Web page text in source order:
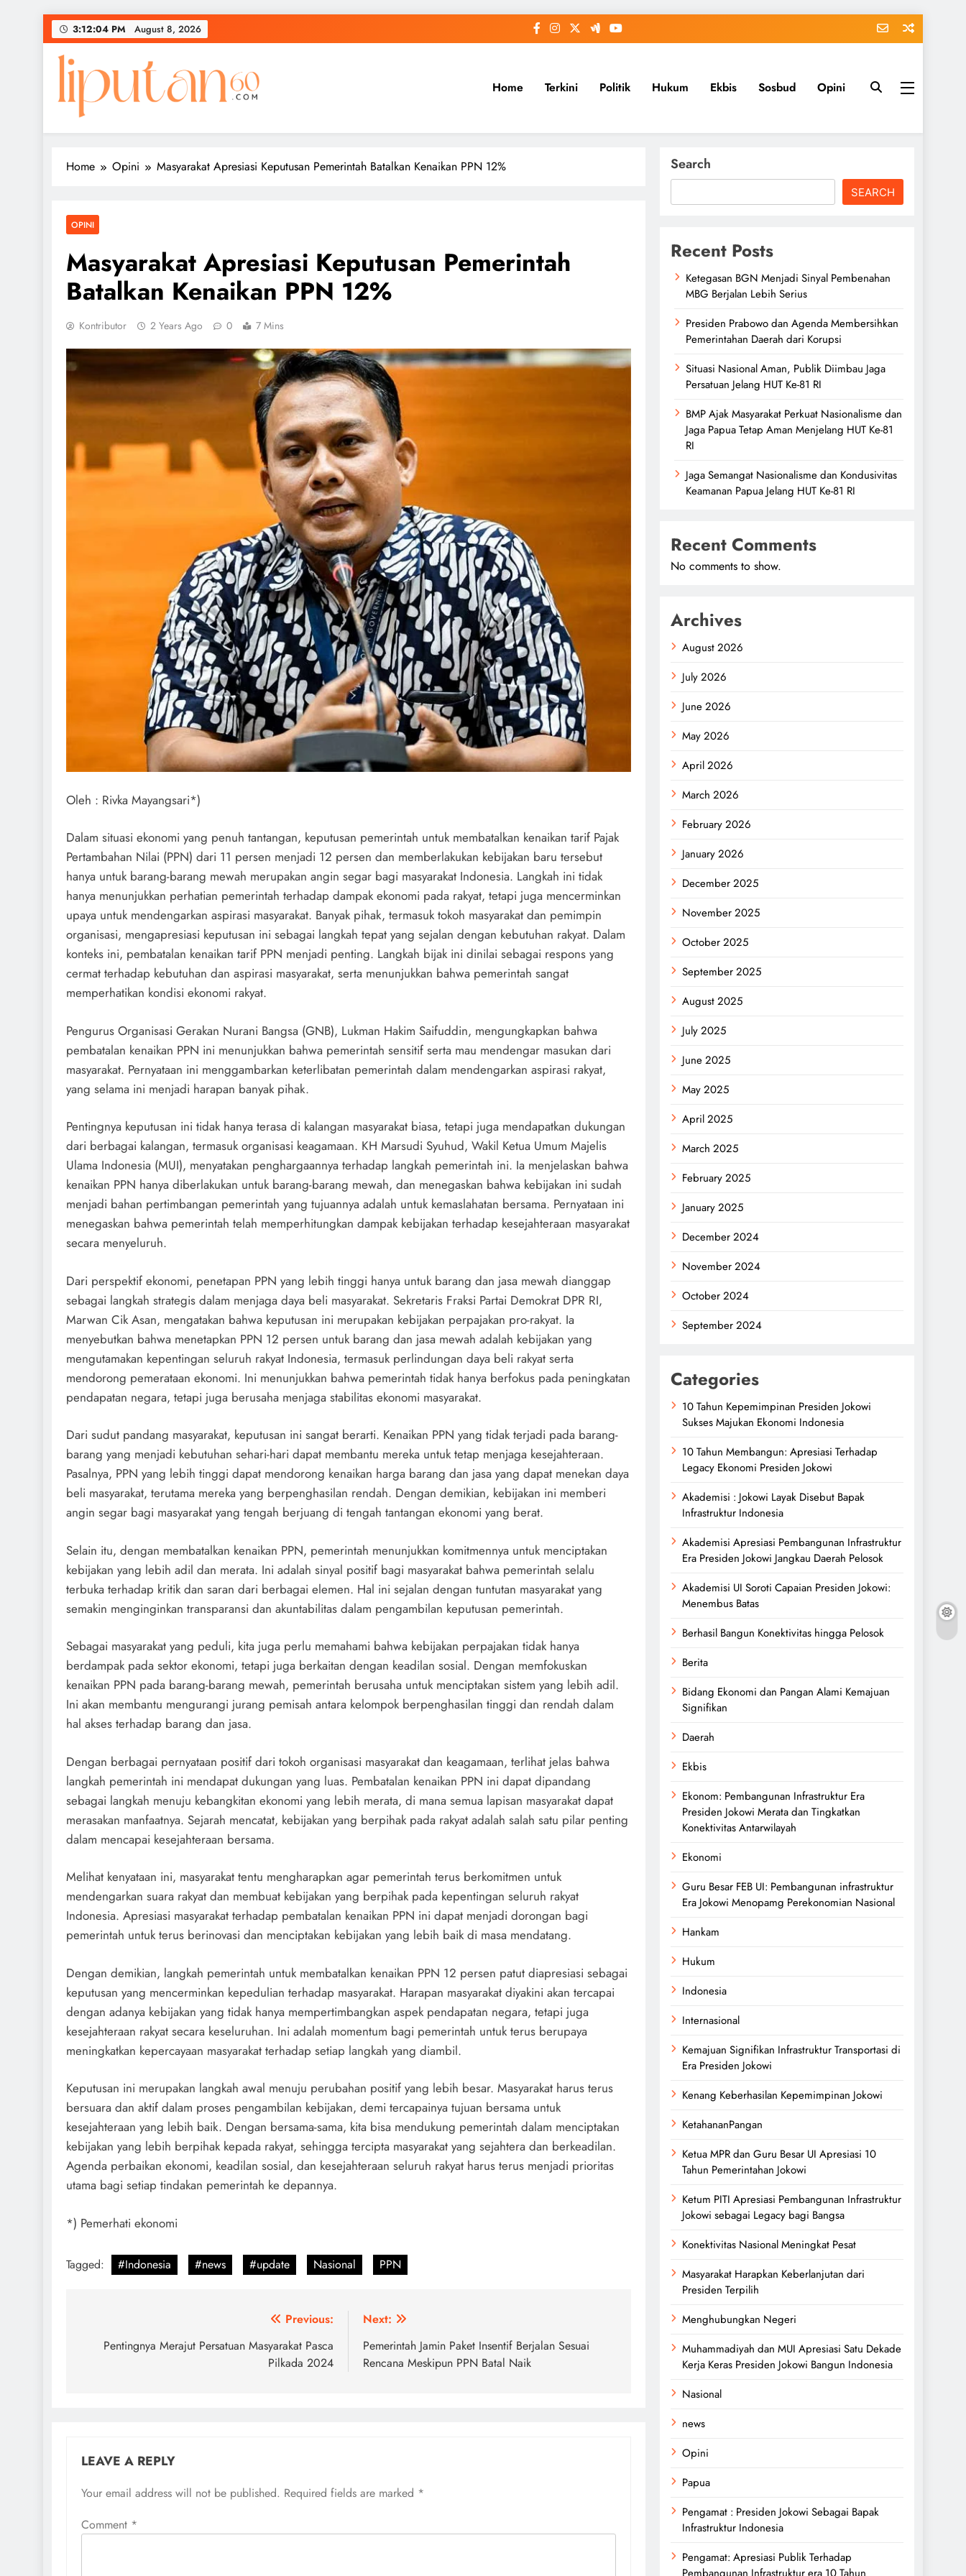
Skip
to
content
3:12:05 PM August 8, 2026
Home Terkini Politik Hukum Ekbis Sosbud Opini
Home Opini Masyarakat Apresiasi Keputusan Pemerintah Batalkan Kenaikan PPN 12%
OPINI
Masyarakat Apresiasi Keputusan Pemerintah
Batalkan Kenaikan PPN 12%
Kontributor 2 Years Ago 0 7 Mins
Oleh : Rivka Mayangsari*)
Dalam situasi ekonomi yang penuh tantangan, keputusan pemerintah untuk membatalkan kenaikan tarif Pajak
Pertambahan Nilai (PPN) dari 11 persen menjadi 12 persen dan memberlakukan kebijakan baru tersebut
hanya untuk barang-barang mewah merupakan angin segar bagi masyarakat Indonesia. Langkah ini tidak
hanya menunjukkan perhatian pemerintah terhadap dampak ekonomi pada rakyat, tetapi juga mencerminkan
upaya untuk mendengarkan aspirasi masyarakat. Banyak pihak, termasuk tokoh masyarakat dan pemimpin
organisasi, mengapresiasi keputusan ini sebagai langkah tepat yang sejalan dengan kebutuhan rakyat. Dalam
konteks ini, pembatalan kenaikan tarif PPN menjadi penting. Langkah bijak ini dinilai sebagai respons yang
cermat terhadap kebutuhan dan aspirasi masyarakat, serta menunjukkan bahwa pemerintah sangat
memperhatikan kondisi ekonomi rakyat.
Pengurus Organisasi Gerakan Nurani Bangsa (GNB), Lukman Hakim Saifuddin, mengungkapkan bahwa
pembatalan kenaikan PPN ini menunjukkan bahwa pemerintah sensitif serta mau mendengar masukan dari
masyarakat. Pernyataan ini menggambarkan keterlibatan pemerintah dalam mendengarkan aspirasi rakyat,
yang selama ini menjadi harapan banyak pihak.
Pentingnya keputusan ini tidak hanya terasa di kalangan masyarakat biasa, tetapi juga mendapatkan dukungan
dari berbagai kalangan, termasuk organisasi keagamaan. KH Marsudi Syuhud, Wakil Ketua Umum Majelis
Ulama Indonesia (MUI), menyatakan penghargaannya terhadap langkah pemerintah ini. Ia menjelaskan bahwa
kenaikan PPN hanya diberlakukan untuk barang-barang mewah, dan menegaskan bahwa kebijakan ini sudah
menjadi bahan pertimbangan pemerintah yang tujuannya adalah untuk kemaslahatan bersama. Pernyataan ini
menegaskan bahwa pemerintah telah memperhitungkan dampak kebijakan terhadap kesejahteraan masyarakat
secara menyeluruh.
Dari perspektif ekonomi, penetapan PPN yang lebih tinggi hanya untuk barang dan jasa mewah dianggap
sebagai langkah strategis dalam menjaga daya beli masyarakat. Sekretaris Fraksi Partai Demokrat DPR RI,
Marwan Cik Asan, mengatakan bahwa keputusan ini merupakan kebijakan perpajakan pro-rakyat. Ia
menyebutkan bahwa menetapkan PPN 12 persen untuk barang dan jasa mewah adalah kebijakan yang
mengutamakan kepentingan seluruh rakyat Indonesia, termasuk perlindungan daya beli rakyat serta
mendorong pemerataan ekonomi. Ini menunjukkan bahwa pemerintah tidak hanya berfokus pada peningkatan
pendapatan negara, tetapi juga berusaha menjaga stabilitas ekonomi masyarakat.
Dari sudut pandang masyarakat, keputusan ini sangat berarti. Kenaikan PPN yang tidak terjadi pada barang-
barang yang menjadi kebutuhan sehari-hari dapat membantu mereka untuk tetap menjaga kesejahteraan.
Pasalnya, PPN yang lebih tinggi dapat mendorong kenaikan harga barang dan jasa yang dapat menekan daya
beli masyarakat, terutama mereka yang berpenghasilan rendah. Dengan demikian, kebijakan ini memberi
angin segar bagi masyarakat yang tengah berjuang di tengah tantangan ekonomi yang berat.
Selain itu, dengan membatalkan kenaikan PPN, pemerintah menunjukkan komitmennya untuk menciptakan
kebijakan yang lebih adil dan merata. Ini adalah sinyal positif bagi masyarakat bahwa pemerintah selalu
terbuka terhadap kritik dan saran dari berbagai elemen. Hal ini sejalan dengan tuntutan masyarakat yang
semakin menginginkan transparansi dan akuntabilitas dalam pengambilan keputusan pemerintah.
Sebagai masyarakat yang peduli, kita juga perlu memahami bahwa kebijakan perpajakan tidak hanya
berdampak pada sektor ekonomi, tetapi juga berkaitan dengan keadilan sosial. Dengan memfokuskan
kenaikan PPN pada barang-barang mewah, pemerintah berusaha untuk menciptakan sistem yang lebih adil.
Ini akan membantu mengurangi jurang pemisah antara kelompok berpenghasilan tinggi dan rendah dalam
hal akses terhadap barang dan jasa.
Dengan berbagai pernyataan positif dari tokoh organisasi masyarakat dan keagamaan, terlihat jelas bahwa
langkah pemerintah ini mendapat dukungan yang luas. Pembatalan kenaikan PPN ini dapat dipandang
sebagai langkah menuju kebangkitan ekonomi yang lebih merata, di mana semua lapisan masyarakat dapat
merasakan manfaatnya. Sejarah mencatat, kebijakan yang berpihak pada rakyat adalah salah satu pilar penting
dalam mencapai kesejahteraan bersama.
Melihat kenyataan ini, masyarakat tentu mengharapkan agar pemerintah terus berkomitmen untuk
mendengarkan suara rakyat dan membuat kebijakan yang berpihak pada kepentingan seluruh rakyat
Indonesia. Apresiasi masyarakat terhadap pembatalan kenaikan PPN ini dapat menjadi dorongan bagi
pemerintah untuk terus berinovasi dan menciptakan kebijakan yang lebih baik di masa mendatang.
Dengan demikian, langkah pemerintah untuk membatalkan kenaikan PPN 12 persen patut diapresiasi sebagai
keputusan yang mencerminkan kepedulian terhadap masyarakat. Harapan masyarakat diyakini akan tercapai
dengan adanya kebijakan yang tidak hanya mempertimbangkan aspek pendapatan negara, tetapi juga
kesejahteraan rakyat secara keseluruhan. Ini adalah momentum bagi pemerintah untuk terus berupaya
meningkatkan kepercayaan masyarakat terhadap setiap langkah yang diambil.
Keputusan ini merupakan langkah awal menuju perubahan positif yang lebih besar. Masyarakat harus terus
bersuara dan aktif dalam proses pengambilan kebijakan, demi tercapainya tujuan bersama untuk
kesejahteraan yang lebih baik. Dengan bersama-sama, kita bisa mendukung pemerintah dalam menciptakan
kebijakan yang lebih berpihak kepada rakyat, sehingga tercipta masyarakat yang sejahtera dan berkeadilan.
Agenda perbaikan ekonomi, keadilan sosial, dan kesejahteraan seluruh rakyat harus terus menjadi prioritas
utama bagi setiap tindakan pemerintah ke depannya.
*) Pemerhati ekonomi
Tagged: #Indonesia #news #update Nasional PPN
navigation
Previous:
Pentingnya Merajut Persatuan Masyarakat Pasca
Pilkada 2024
Next:
Pemerintah Jamin Paket Insentif Berjalan Sesuai
Rencana Meskipun PPN Batal Naik
LEAVE A REPLY
Your email address will not be published. Required fields are marked *
Comment *
Search
SEARCH
Recent Posts
Ketegasan BGN Menjadi Sinyal Pembenahan
MBG Berjalan Lebih Serius
Presiden Prabowo dan Agenda Membersihkan
Pemerintahan Daerah dari Korupsi
Situasi Nasional Aman, Publik Diimbau Jaga
Persatuan Jelang HUT Ke-81 RI
BMP Ajak Masyarakat Perkuat Nasionalisme dan
Jaga Papua Tetap Aman Menjelang HUT Ke-81
RI
Jaga Semangat Nasionalisme dan Kondusivitas
Keamanan Papua Jelang HUT Ke-81 RI
Recent Comments
No comments to show.
Archives
August 2026
July 2026
June 2026
May 2026
April 2026
March 2026
February 2026
January 2026
December 2025
November 2025
October 2025
September 2025
August 2025
July 2025
June 2025
May 2025
April 2025
March 2025
February 2025
January 2025
December 2024
November 2024
October 2024
September 2024
Categories
10 Tahun Kepemimpinan Presiden Jokowi
Sukses Majukan Ekonomi Indonesia
10 Tahun Membangun: Apresiasi Terhadap
Legacy Ekonomi Presiden Jokowi
Akademisi : Jokowi Layak Disebut Bapak
Infrastruktur Indonesia
Akademisi Apresiasi Pembangunan Infrastruktur
Era Presiden Jokowi Jangkau Daerah Pelosok
Akademisi UI Soroti Capaian Presiden Jokowi:
Menembus Batas
Berhasil Bangun Konektivitas hingga Pelosok
Berita
Bidang Ekonomi dan Pangan Alami Kemajuan
Signifikan
Daerah
Ekbis
Ekonom: Pembangunan Infrastruktur Era
Presiden Jokowi Merata dan Tingkatkan
Konektivitas Antarwilayah
Ekonomi
Guru Besar FEB UI: Pembangunan infrastruktur
Era Jokowi Menopamg Perekonomian Nasional
Hankam
Hukum
Indonesia
Internasional
Kemajuan Signifikan Infrastruktur Transportasi di
Era Presiden Jokowi
Kenang Keberhasilan Kepemimpinan Jokowi
KetahananPangan
Ketua MPR dan Guru Besar UI Apresiasi 10
Tahun Pemerintahan Jokowi
Ketum PITI Apresiasi Pembangunan Infrastruktur
Jokowi sebagai Legacy bagi Bangsa
Konektivitas Nasional Meningkat Pesat
Masyarakat Harapkan Keberlanjutan dari
Presiden Terpilih
Menghubungkan Negeri
Muhammadiyah dan MUI Apresiasi Satu Dekade
Kerja Keras Presiden Jokowi Bangun Indonesia
Nasional
news
Opini
Papua
Pengamat : Presiden Jokowi Sebagai Bapak
Infrastruktur Indonesia
Pengamat: Apresiasi Publik Terhadap